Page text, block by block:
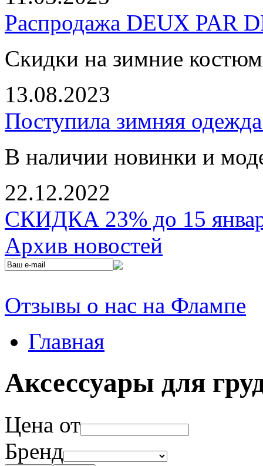
Распродажа DEUX PAR
Скидки на зимние
13.08.2023
Поступила зимняя
В наличии новинки и
22.12.2022
СКИДКА 23% до 15
Архив новостей
Отзывы о нас на Флампе
Главная
Аксессуары для
Цена от
Бренд